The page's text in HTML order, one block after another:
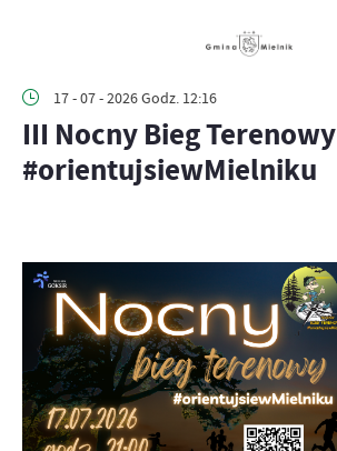
17 - 07 - 2026 Godz. 12:16
III Nocny Bieg Terenowy
#orientujsiewMielniku